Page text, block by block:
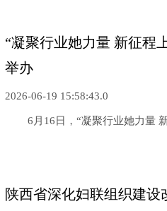
“凝聚行业她力量 新征程
举办
2026-06-19 15:58:43.0
6月16日，“凝聚行业她力量
陕西省深化妇联组织建设